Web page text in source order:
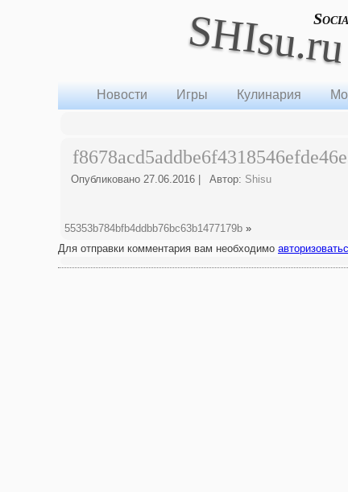
SHIsu.ru
Новости Игры Кулинария
Опубликовано 27.06.2016 Автор: Shisu
55353b784bfb4ddbb76bc63b1477179b »
Для отправки комментария вам необходимо